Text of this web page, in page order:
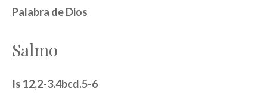
Palabra de Dios
Salmo
Is 12,2-3.4bcd.5-6